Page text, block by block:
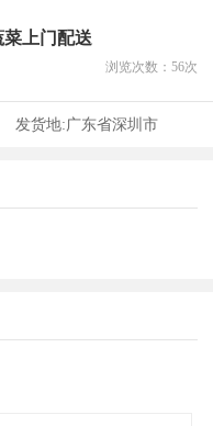
上门配送
浏览次数： 56次
发货地:广东省深圳市